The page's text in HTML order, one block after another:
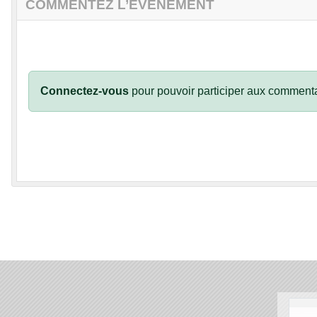
COMMENTEZ L’ÉVÈNEMENT
Connectez-vous pour pouvoir participer aux